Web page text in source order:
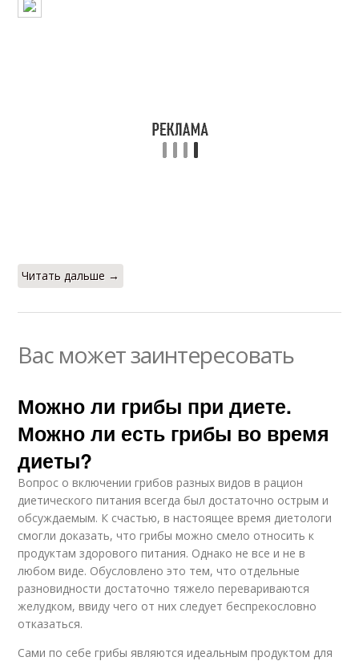
Читать дальше →
Вас может заинтересовать
Можно ли грибы при диете.
Можно ли есть грибы во время
диеты?
Вопрос о включении грибов разных видов в рацион
диетического питания всегда был достаточно острым и
обсуждаемым. К счастью, в настоящее время диетологи
смогли доказать, что грибы можно смело относить к
продуктам здорового питания. Однако не все и не в
любом виде. Обусловлено это тем, что отдельные
разновидности достаточно тяжело перевариваются
желудком, ввиду чего от них следует беспрекословно
отказаться.
Сами по себе грибы являются идеальным продуктом для